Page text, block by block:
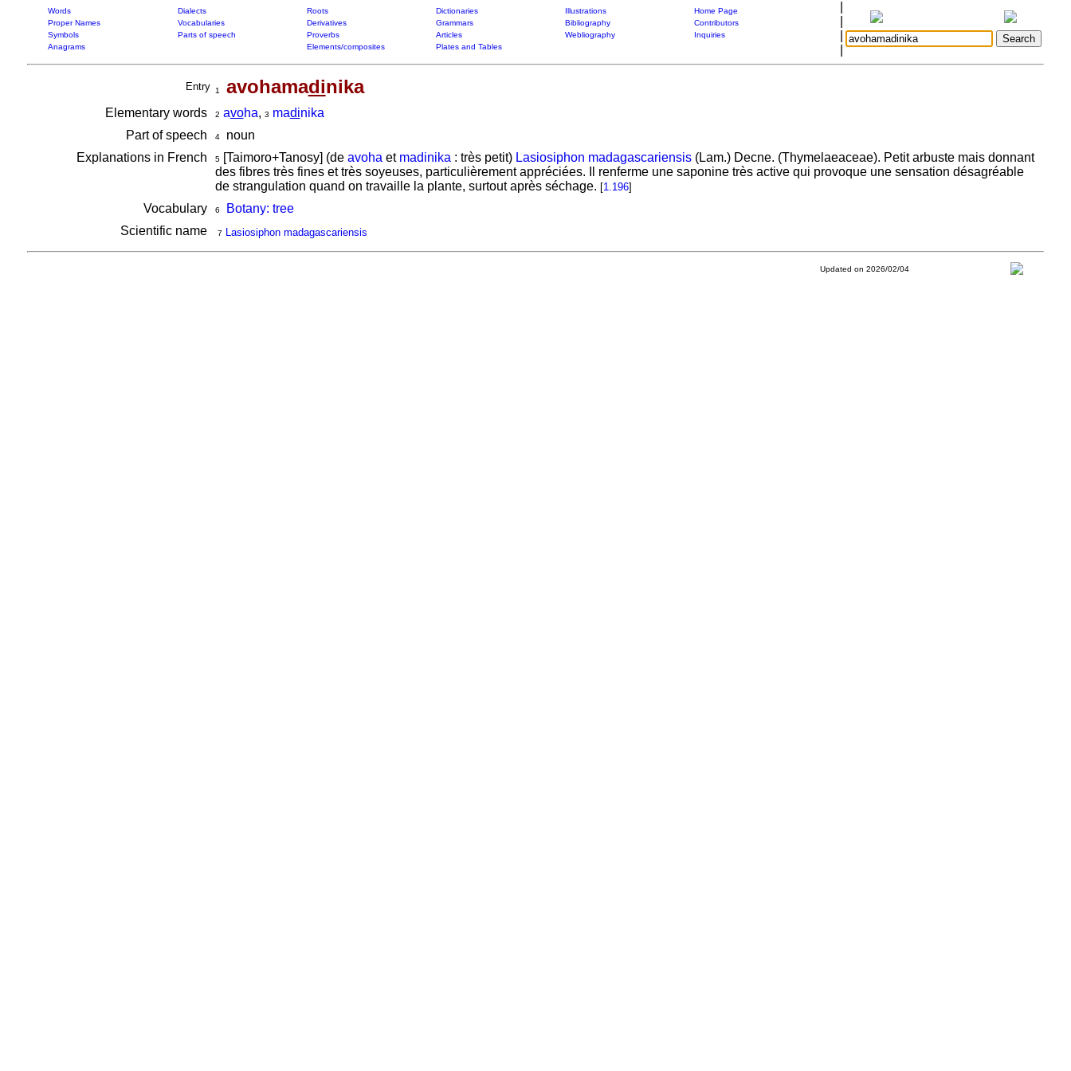
Words Dialects Roots Dictionaries Illustrations
Home Page
Proper Names
Vocabularies Derivatives Grammars Bibliography
Contributors
Symbols
Parts of speech Proverbs Articles Webliography
Inquiries
Anagrams
Elements/composites Plates and Tables
Entry 1 avohamadinika
Elementary words 2 avoha, 3 madinika
Part of speech
4noun
Explanations in French
5[Taimoro+Tanosy] (de avoha et madinika : très petit) Lasiosiphon madagascariensis(Lam.) Decne. (Thymelaeaceae). Petit arbuste mais donnant
des fibres très fines et très soyeuses, particulièrement appréciées. Il renferme une saponine très active qui provoque une sensation désagréable
de strangulation quand on travaille la plante, surtout après séchage. [1.196]
Vocabulary 6
Botany: tree
Scientific name
7 Lasiosiphon madagascariensis
Updated on 2026/02/04